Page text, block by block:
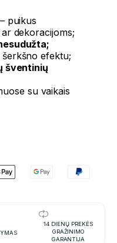
puikus
dekoracijoms;
efektu;
šventinių
su vaikais
14 DIENŲ PREKĖS
GRAŽINIMO
GARANTIJA